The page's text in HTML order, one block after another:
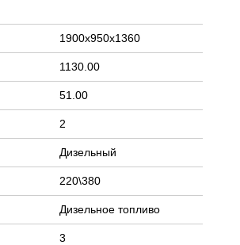
1900х950х1360
1130.00
51.00
2
Дизельный
220\380
Дизельное топливо
3